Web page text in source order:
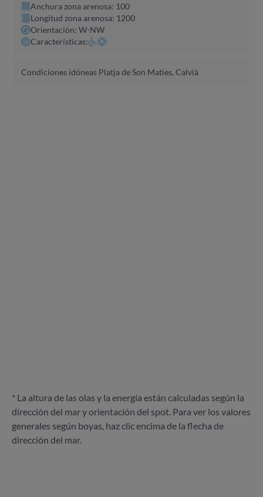
Anchura zona arenosa: 100
Longitud zona arenosa: 1200
Orientación: W-NW
Características:
Condiciones idóneas Platja de Son Maties, Calvià
* La altura de las olas y la energía están calculadas según la
dirección del mar y orientación del spot. Para ver los valores
generales según boyas, haz clic encima de la flecha de
dirección del mar.